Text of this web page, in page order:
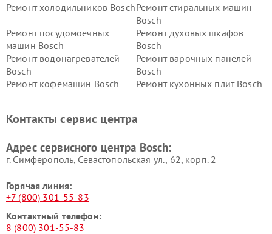
Ремонт холодильников BoschРемонт стиральных машин
Bosch
Ремонт посудомоечных
машин Bosch
Ремонт духовых шкафов
Bosch
Ремонт водонагревателей
Bosch
Ремонт варочных панелей
Bosch
Ремонт кофемашин Bosch
Ремонт кухонных плит Bosch
Ремонт сушильных автоматовРемонт морозильных камер
Контакты сервис центра
Адрес сервисного центра Bosch:
г. Симферополь, Севастопольская ул., 62, корп. 2
Горячая линия:
+7 (800) 301-55-83
Контактный телефон:
8 (800) 301-55-83